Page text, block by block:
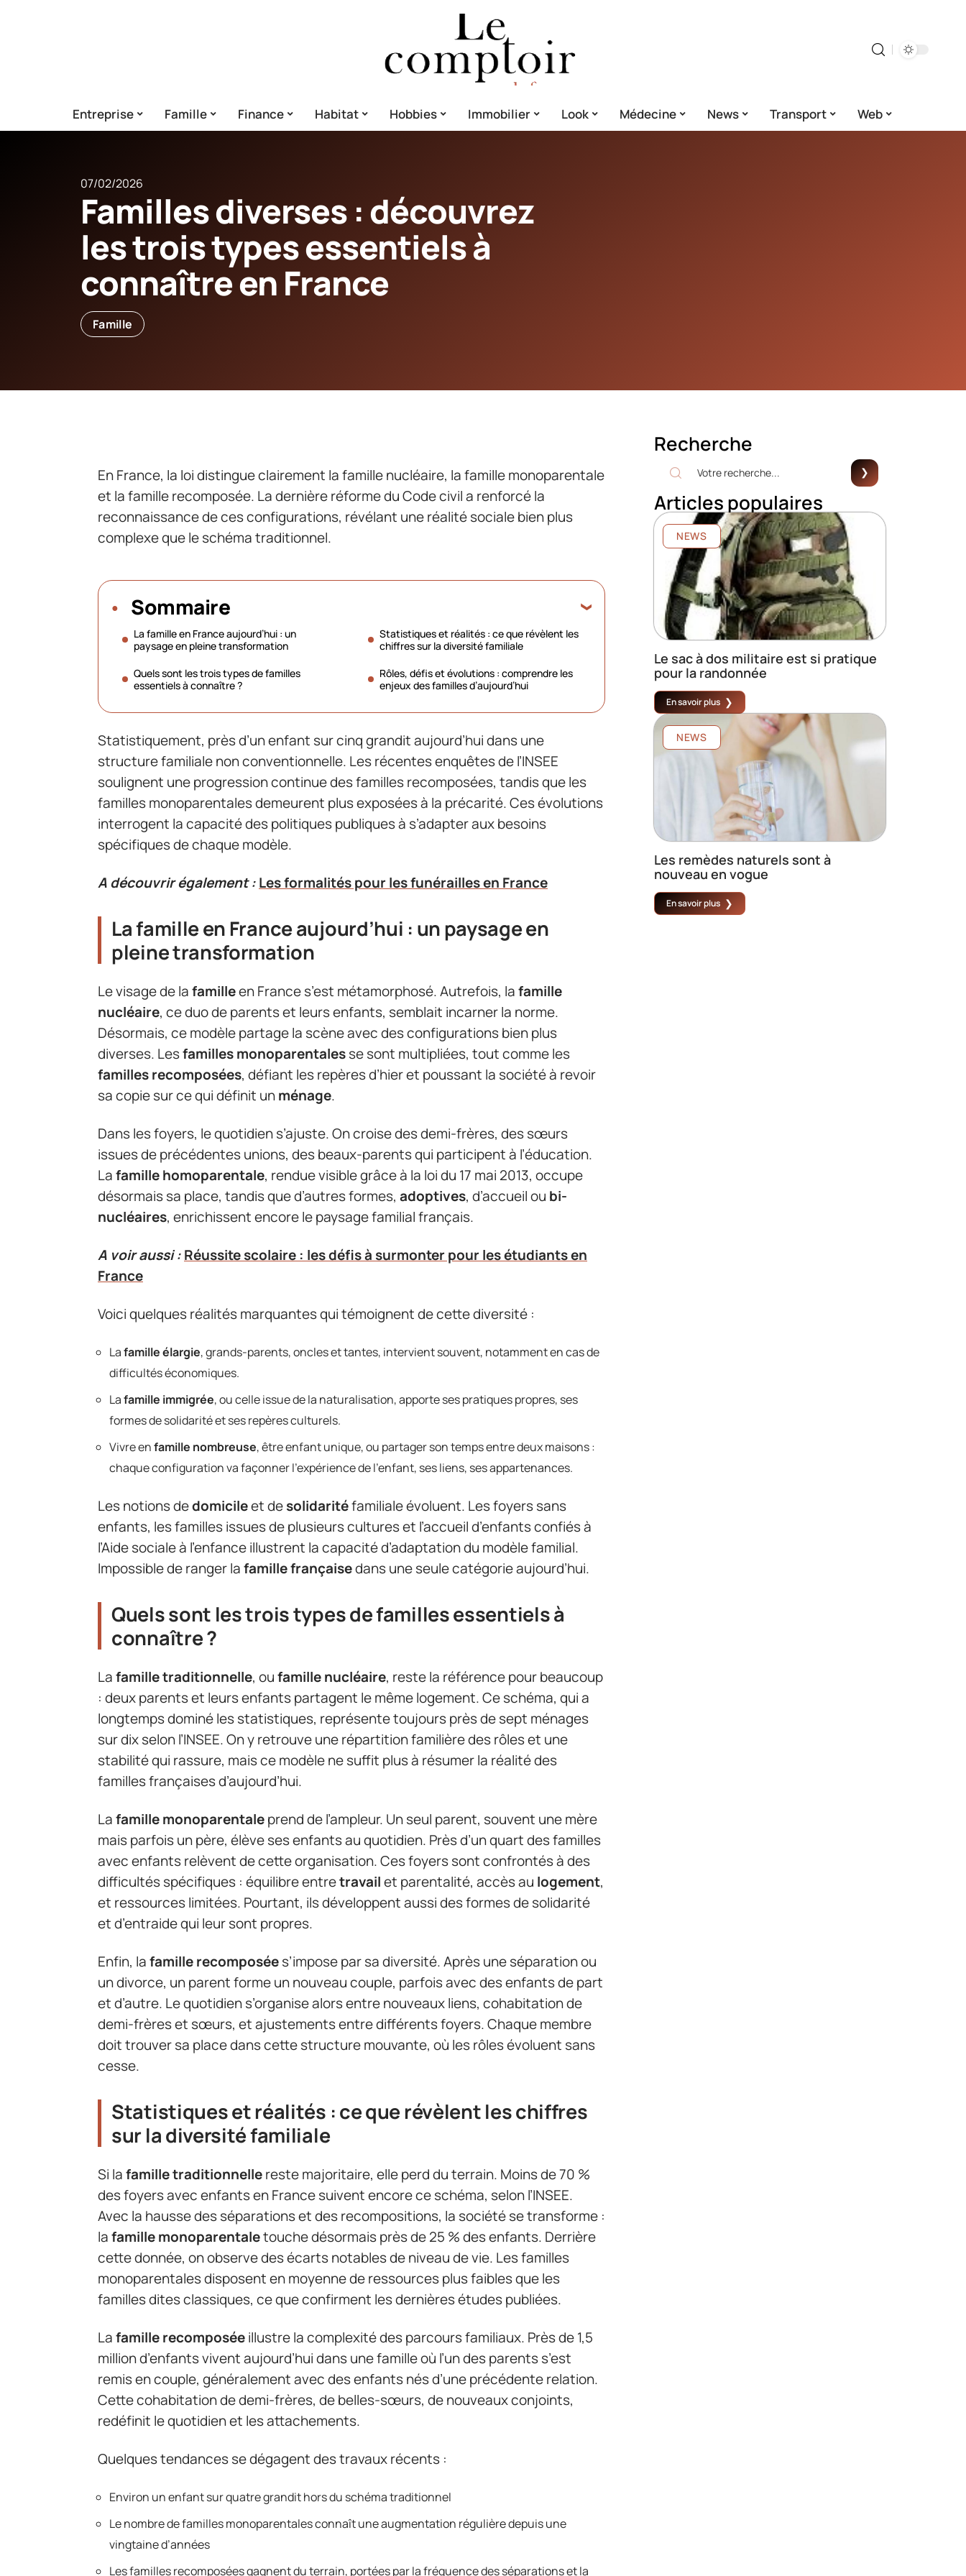
Entreprise Famille Finance Habitat Hobbies Immobilier Look Médecine News Transport Web
07/02/2026
Familles diverses : découvrez
les trois types essentiels à
connaître en France
Famille
En France, la loi distingue clairement la famille nucléaire, la famille monoparentale
et la famille recomposée. La dernière réforme du Code civil a renforcé la
reconnaissance de ces configurations, révélant une réalité sociale bien plus
complexe que le schéma traditionnel.
Sommaire
La famille en France aujourd’hui : un
paysage en pleine transformation
Quels sont les trois types de familles
essentiels à connaître ?
Statistiques et réalités : ce que révèlent les
chiffres sur la diversité familiale
Rôles, défis et évolutions : comprendre les
enjeux des familles d’aujourd’hui
Statistiquement, près d’un enfant sur cinq grandit aujourd’hui dans une
structure familiale non conventionnelle. Les récentes enquêtes de l’INSEE
soulignent une progression continue des familles recomposées, tandis que les
familles monoparentales demeurent plus exposées à la précarité. Ces évolutions
interrogent la capacité des politiques publiques à s’adapter aux besoins
spécifiques de chaque modèle.
A découvrir également :Les formalités pour les funérailles en France
La famille en France aujourd’hui : un paysage en
pleine transformation
Le visage de lafamilleen France s’est métamorphosé. Autrefois, lafamille
nucléaire, ce duo de parents et leurs enfants, semblait incarner la norme.
Désormais, ce modèle partage la scène avec des configurations bien plus
diverses. Lesfamilles monoparentalesse sont multipliées, tout comme les
familles recomposées, défiant les repères d’hier et poussant la société à revoir
sa copie sur ce qui définit unménage.
Dans les foyers, le quotidien s’ajuste. On croise des demi-frères, des sœurs
issues de précédentes unions, des beaux-parents qui participent à l’éducation.
Lafamille homoparentale, rendue visible grâce à la loi du 17 mai 2013, occupe
désormais sa place, tandis que d’autres formes, adoptives, d’accueil ou bi-
nucléaires, enrichissent encore le paysage familial français.
A voir aussi :Réussite scolaire : les défis à surmonter pour les étudiants en
France
Voici quelques réalités marquantes qui témoignent de cette diversité :
Lafamille élargie, grands-parents, oncles et tantes, intervient souvent, notamment en cas de
difficultés économiques.
Lafamille immigrée, ou celle issue de la naturalisation, apporte ses pratiques propres, ses
formes de solidarité et ses repères culturels.
Vivre enfamille nombreuse, être enfant unique, ou partager son temps entre deux maisons :
chaque configuration va façonner l’expérience de l’enfant, ses liens, ses appartenances.
Les notions dedomicileet desolidaritéfamiliale évoluent. Les foyers sans
enfants, les familles issues de plusieurs cultures et l’accueil d’enfants confiés à
l’Aide sociale à l’enfance illustrent la capacité d’adaptation du modèle familial.
Impossible de ranger lafamille françaisedans une seule catégorie aujourd’hui.
Quels sont les trois types de familles essentiels à
connaître ?
Lafamille traditionnelle, oufamille nucléaire, reste la référence pour beaucoup
: deux parents et leurs enfants partagent le même logement. Ce schéma, qui a
longtemps dominé les statistiques, représente toujours près de sept ménages
sur dix selon l’INSEE. On y retrouve une répartition familière des rôles et une
stabilité qui rassure, mais ce modèle ne suffit plus à résumer la réalité des
familles françaises d’aujourd’hui.
Lafamille monoparentaleprend de l’ampleur. Un seul parent, souvent une mère
mais parfois un père, élève ses enfants au quotidien. Près d’un quart des familles
avec enfants relèvent de cette organisation. Ces foyers sont confrontés à des
difficultés spécifiques : équilibre entretravailet parentalité, accès au logement,
et ressources limitées. Pourtant, ils développent aussi des formes de solidarité
et d’entraide qui leur sont propres.
Enfin, lafamille recomposées’impose par sa diversité. Après une séparation ou
un divorce, un parent forme un nouveau couple, parfois avec des enfants de part
et d’autre. Le quotidien s’organise alors entre nouveaux liens, cohabitation de
demi-frères et sœurs, et ajustements entre différents foyers. Chaque membre
doit trouver sa place dans cette structure mouvante, où les rôles évoluent sans
cesse.
Statistiques et réalités : ce que révèlent les chiffres
sur la diversité familiale
Si lafamille traditionnellereste majoritaire, elle perd du terrain. Moins de 70 %
des foyers avec enfants en France suivent encore ce schéma, selon l’INSEE.
Avec la hausse des séparations et des recompositions, la société se transforme :
lafamille monoparentaletouche désormais près de 25 % des enfants. Derrière
cette donnée, on observe des écarts notables de niveau de vie. Les familles
monoparentales disposent en moyenne de ressources plus faibles que les
familles dites classiques, ce que confirment les dernières études publiées.
Lafamille recomposéeillustre la complexité des parcours familiaux. Près de 1,5
million d’enfants vivent aujourd’hui dans une famille où l’un des parents s’est
remis en couple, généralement avec des enfants nés d’une précédente relation.
Cette cohabitation de demi-frères, de belles-sœurs, de nouveaux conjoints,
redéfinit le quotidien et les attachements.
Quelques tendances se dégagent des travaux récents :
Environ un enfant sur quatre grandit hors du schéma traditionnel
Le nombre de familles monoparentales connaît une augmentation régulière depuis une
vingtaine d’années
Les familles recomposées gagnent du terrain, portées par la fréquence des séparations et la
Recherche
Articles populaires
NEWS
Le sac à dos militaire est si pratique
pour la randonnée
En savoir plus
NEWS
Les remèdes naturels sont à
nouveau en vogue
En savoir plus